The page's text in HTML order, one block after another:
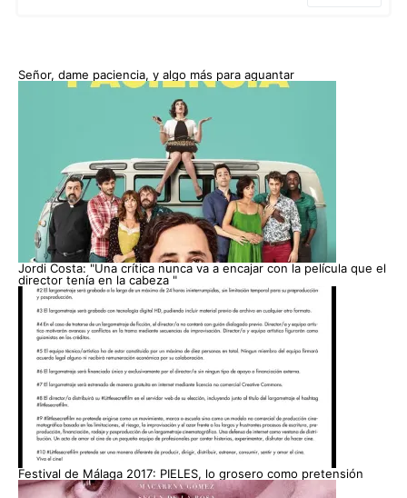
Señor, dame paciencia, y algo más para aguantar
Jordi Costa: "Una crítica nunca va a encajar con la película que el
director tenía en la cabeza "
Festival de Málaga 2017: PIELES, lo grosero como pretensión